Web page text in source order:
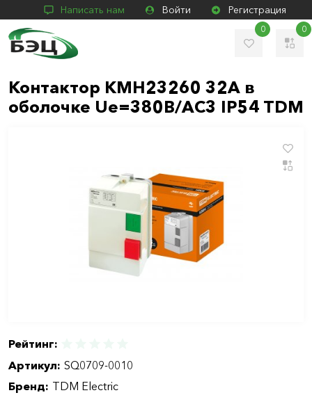
Написать нам Войти Регистрация
0 0
Контактор КМН23260 32А в
оболочке Ue=380В/АС3 IP54 TDM
Рейтинг:
Артикул: SQ0709-0010
Бренд: TDM Electric